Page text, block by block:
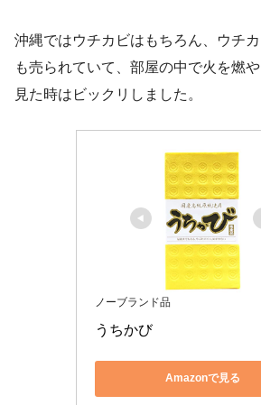
沖縄ではウチカビはもちろん、ウチ
も売られていて、部屋の中で火を燃
見た時はビックリしました。
ノーブランド品
うちかび
Amazonで見る